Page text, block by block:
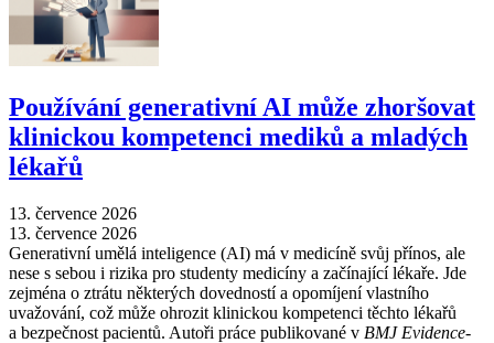
Používání generativní AI může zhoršovat
klinickou kompetenci mediků a mladých
lékařů
13. července 2026
13. července 2026
Generativní umělá inteligence (AI) má v medicíně svůj přínos, ale
nese s sebou i rizika pro studenty medicíny a začínající lékaře. Jde
zejména o ztrátu některých dovedností a opomíjení vlastního
uvažování, což může ohrozit klinickou kompetenci těchto lékařů
a bezpečnost pacientů. Autoři práce publikované v BMJ Evidence-